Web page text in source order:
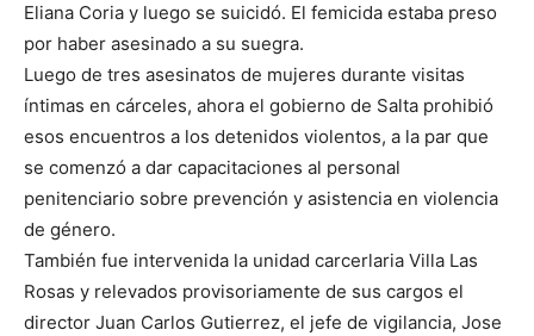
Eliana Coria y luego se suicidó. El femicida estaba preso
por haber asesinado a su suegra.
Luego de tres asesinatos de mujeres durante visitas
íntimas en cárceles, ahora el gobierno de Salta prohibió
esos encuentros a los detenidos violentos, a la par que
se comenzó a dar capacitaciones al personal
penitenciario sobre prevención y asistencia en violencia
de género.
También fue intervenida la unidad carcerlaria Villa Las
Rosas y relevados provisoriamente de sus cargos el
director Juan Carlos Gutierrez, el jefe de vigilancia, Jose